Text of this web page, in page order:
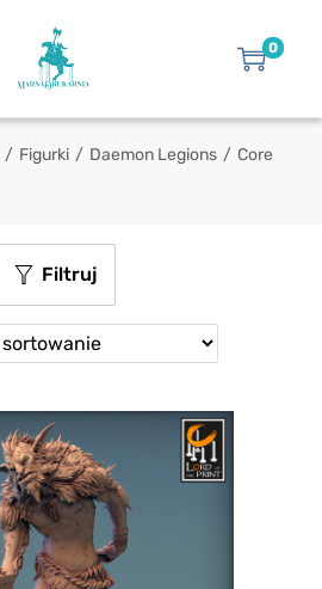
0
/ Figurki / Daemon Legions / Core
Filtruj